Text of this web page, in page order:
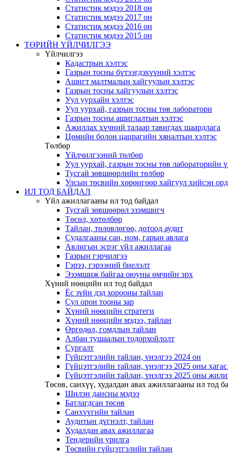
Статистик мэдээ 2018 он
Статистик мэдээ 2017 он
Статистик мэдээ 2016 он
Статистик мэдээ 2015 он
ТӨРИЙН ҮЙЛЧИЛГЭЭ
Үйлчилгээ
Кадастрын хэлтэс
Газрын тосны бүтээгдэхүүний хэлтэс
Ашигт малтмалын хайгуулын хэлтэс
Газрын тосны хайгуулын хэлтэс
Уул уурхайн хэлтэс
Уул уурхай, газрын тосны төв лаборатори
Газрын тосны ашиглалтын хэлтэс
Ажиллах хүчний талаар тавигдах шаардлага
Цөмийн болон цацрагийн хяналтын хэлтэс
Төлбөр
Үйлчилгээний төлбөр
Уул уурхай, газрын тосны төв лабораторийн
Тусгай зөвшөөрлийн төлбөр
Улсын төсвийн хөрөнгөөр хайгуул хийсэн
ИЛ ТОД БАЙДАЛ
Үйл ажиллагааны ил тод байдал
Тусгай зөвшөөрөл эзэмшигч
Төсөл, хөтөлбөр
Тайлан, төлөвлөгөө, дотоод аудит
Судалгааны сан, ном, гарын авлага
Авлигын эсрэг үйл ажиллагаа
Газрын гэрчилгээ
Гэрээ, гэрээний биелэлт
Эзэмшиж байгаа оюуны өмчийн эрх
Хүний нөөцийн ил тод байдал
Ёс зүйн дэд хорооны тайлан
Сул орон тооны зар
Хүний нөөцийн стратеги
Хүний нөөцийн мэдээ, тайлан
Өргөдөл, гомдлын тайлан
Албан тушаалын тодорхойлолт
Сургалт
Гүйцэтгэлийн тайлан, үнэлгээ 2024 он
Гүйцэтгэлийн тайлан, үнэлгээ 2025 оны
Гүйцэтгэлийн тайлан, үнэлгээ 2025 оны
Төсөв, санхүү, худалдан авах ажиллагааны ил тод
Шилэн дансны мэдээ
Батлагдсан төсөв
Санхүүгийн тайлан
Аудитын дүгнэлт, тайлан
Худалдан авах ажиллагаа
Тендерийн урилга
Төсвийн гүйцэтгэлийн тайлан